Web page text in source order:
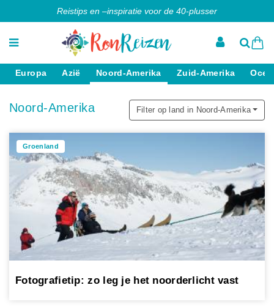
Reistips en –inspiratie voor de 40-plusser
Europa Azië Noord-Amerika Zuid-Amerika
Noord-Amerika Filter op land in Noord-Amerika
Groenland
Fotografietip: zo leg je het noorderlicht vast